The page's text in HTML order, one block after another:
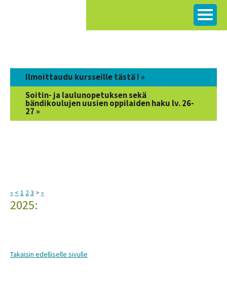
Ilmoittaudu kursseille tästä ! »
Soitin- ja laulunopetuksen sekä
bändikoulujen uusien oppilaiden haku lv. 26-
27 »
« < 1 23 > »
2025:
Takaisin edelliselle sivulle